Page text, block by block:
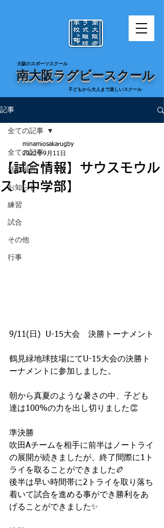
​大阪のスポーツスクール
南大阪ラグビースクール
​子どもから大人まで楽しいスクール
記事
全ての記事
活動報告
お知らせ
練習
試合
その他
行事
全ての記事
【試合情報】サウスモウル
ス【中学部】
minamiosakarugby
2022年9月11日
9/11(日)  U-15大会　決勝トーナメント
鶴見緑地球技場にてU-15大会の決勝ト
ーナメントに参加しました。
朝から真夏のような暑さの中、子ども
達は100%の力を出し切りました👏
準決勝
吹田Aチームを相手に前半はノートライ
の展開が続きましたが、終了間際に1ト
ライを取ることができました🏉
後半は早い時間帯に2トライを取り落ち
着いて試合を進める事ができ勝利をあ
げることができました✨